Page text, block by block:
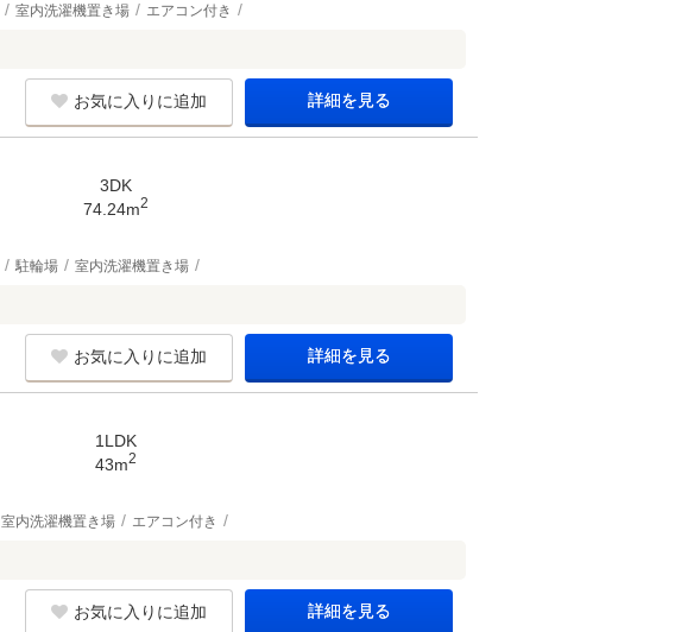
室内洗濯機置き場 エアコン付き
お気に入りに追加 詳細を見る
3DK
74.24m2
駐輪場 室内洗濯機置き場
お気に入りに追加 詳細を見る
1LDK
43m2
室内洗濯機置き場 エアコン付き
お気に入りに追加 詳細を見る